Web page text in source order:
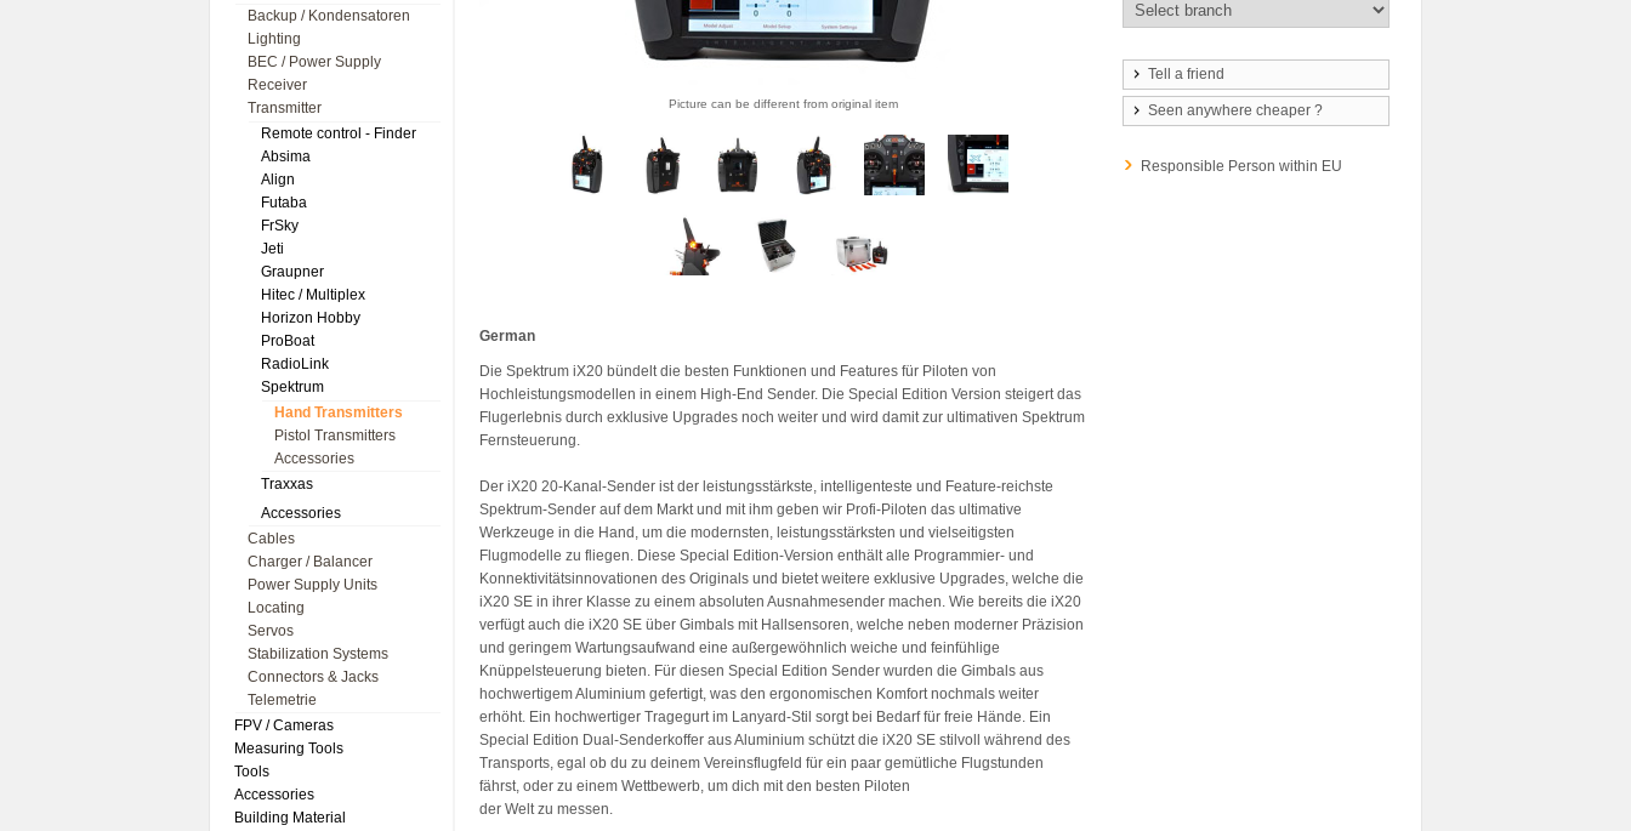
Backup / Kondensatoren
Lighting
BEC / Power Supply
Receiver
Transmitter
Remote control - Finder
Absima
Align
Futaba
FrSky
Jeti
Graupner
Hitec / Multiplex
Horizon Hobby
ProBoat
RadioLink
Spektrum
Hand Transmitters
Pistol Transmitters
Accessories
Traxxas
Accessories
Cables
Charger / Balancer
Power Supply Units
Locating
Servos
Stabilization Systems
Connectors & Jacks
Telemetrie
FPV / Cameras
Measuring Tools
Tools
Accessories
Building Material
Picture can be different from original item
German
Die Spektrum iX20 bündelt die besten Funktionen und Features für Piloten von
Hochleistungsmodellen in einem High-End Sender. Die Special Edition Version steigert das
Flugerlebnis durch exklusive Upgrades noch weiter und wird damit zur ultimativen Spektrum
Fernsteuerung.
Der iX20 20-Kanal-Sender ist der leistungsstärkste, intelligenteste und Feature-reichste
Spektrum-Sender auf dem Markt und mit ihm geben wir Profi-Piloten das ultimative
Werkzeuge in die Hand, um die modernsten, leistungsstärksten und vielseitigsten
Flugmodelle zu fliegen. Diese Special Edition-Version enthält alle Programmier- und
Konnektivitätsinnovationen des Originals und bietet weitere exklusive Upgrades, welche die
iX20 SE in ihrer Klasse zu einem absoluten Ausnahmesender machen. Wie bereits die iX20
verfügt auch die iX20 SE über Gimbals mit Hallsensoren, welche neben moderner Präzision
und geringem Wartungsaufwand eine außergewöhnlich weiche und feinfühlige
Knüppelsteuerung bieten. Für diesen Special Edition Sender wurden die Gimbals aus
hochwertigem Aluminium gefertigt, was den ergonomischen Komfort nochmals weiter
erhöht. Ein hochwertiger Tragegurt im Lanyard-Stil sorgt bei Bedarf für freie Hände. Ein
Special Edition Dual-Senderkoffer aus Aluminium schützt die iX20 SE stilvoll während des
Transports, egal ob du zu deinem Vereinsflugfeld für ein paar gemütliche Flugstunden
fährst, oder zu einem Wettbewerb, um dich mit den besten Piloten
der Welt zu messen.
Tell a friend
Seen anywhere cheaper ?
Responsible Person within EU